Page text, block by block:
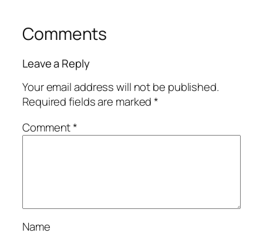
Comments
Leave a Reply
Your email address will not be published.
Required fields are marked*
Comment*
Name